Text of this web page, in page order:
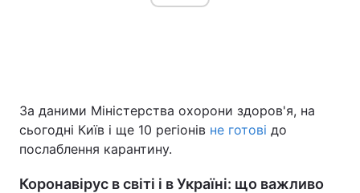
За даними Міністерства охорони здоров'я, на
сьогодні Київ і ще 10 регіонів не готові до
послаблення карантину.
Коронавірус в світі і в Україні: що важливо